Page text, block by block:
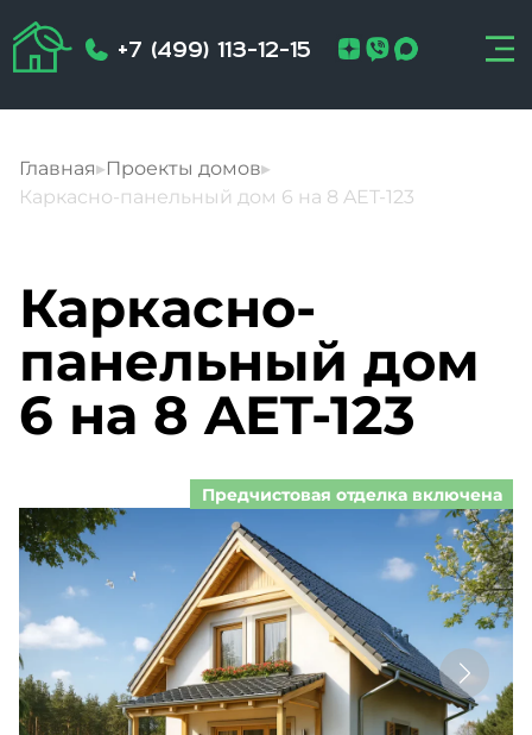
+7 (499) 113-12-15
Главная▸Проекты домов▸
Каркасно-панельный дом 6 на 8 AET-123
Каркасно-
панельный дом
6 на 8 AET-123
Предчистовая отделка включена